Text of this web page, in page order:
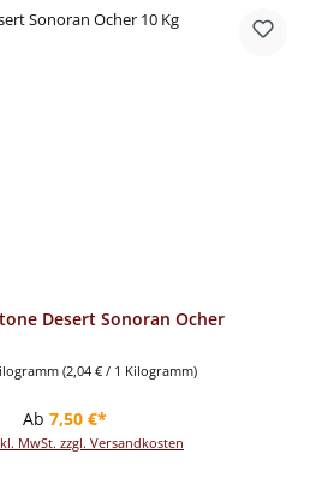
Desert Sonoran Ocher
(2,04 € / 1 Kilogramm)
Regulärer Preis:
Ab 7,50 €*
MwSt. zzgl. Versandkosten